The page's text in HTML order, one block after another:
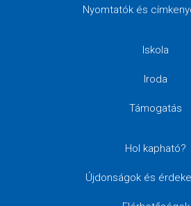
Nyomtatók és
Iskola
Iroda
Támogatás
Hol kapható?
Újdonságok és